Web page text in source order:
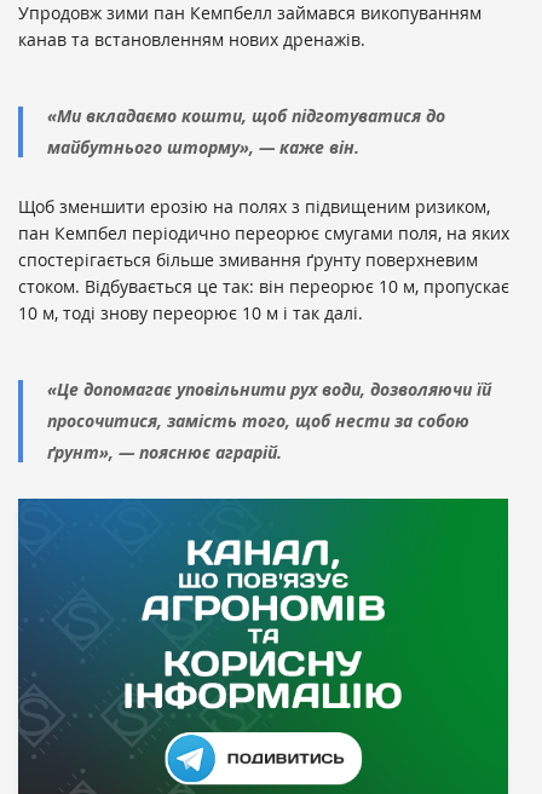
Упродовж зими пан Кемпбелл займався викопуванням
канав та встановленням нових дренажів.
«Ми вкладаємо кошти, щоб підготуватися до
майбутнього шторму», — каже він.
Щоб зменшити ерозію на полях з підвищеним ризиком,
пан Кемпбел періодично переорює смугами поля, на яких
спостерігається більше змивання ґрунту поверхневим
стоком. Відбувається це так: він переорює 10 м, пропускає
10 м, тоді знову переорює 10 м і так далі.
«Це допомагає уповільнити рух води, дозволяючи їй
просочитися, замість того, щоб нести за собою
ґрунт», — пояснює аграрій.